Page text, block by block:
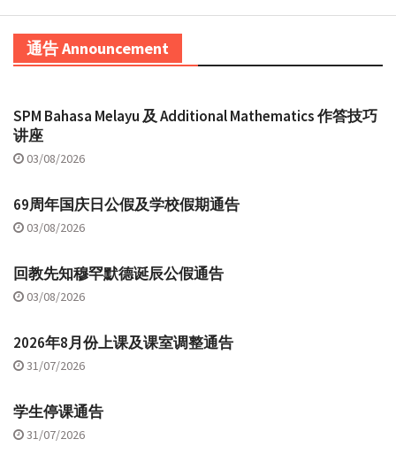
通告 Announcement
SPM Bahasa Melayu 及 Additional Mathematics 作答技巧
讲座
03/08/2026
69周年国庆日公假及学校假期通告
03/08/2026
回教先知穆罕默德诞辰公假通告
03/08/2026
2026年8月份上课及课室调整通告
31/07/2026
学生停课通告
31/07/2026